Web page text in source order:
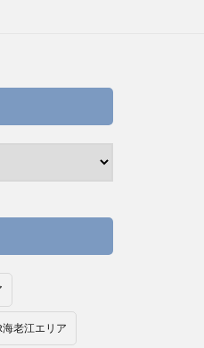
老江エリア